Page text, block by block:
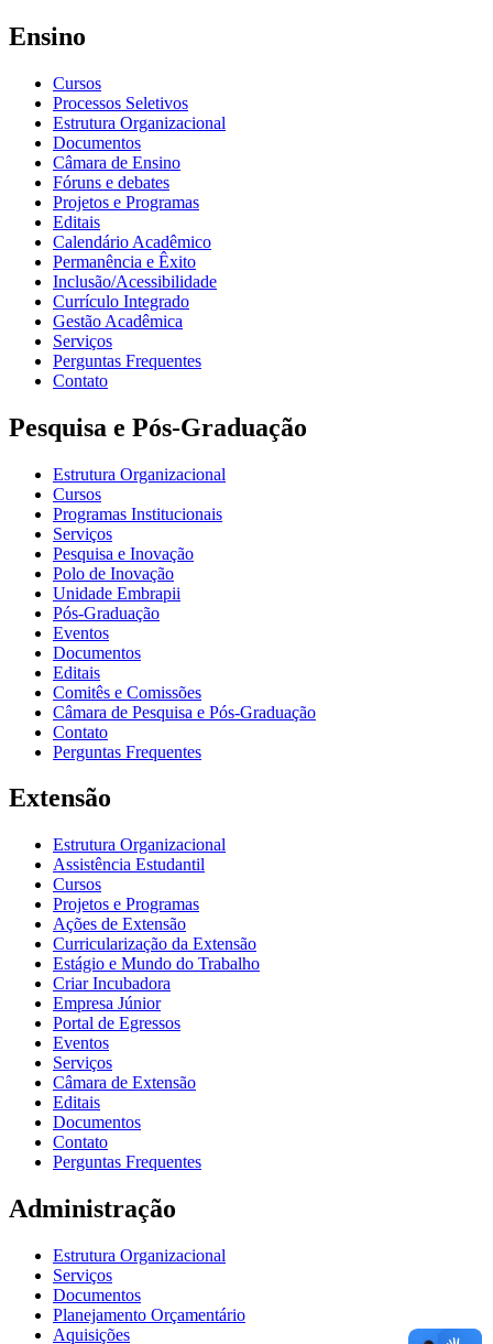
Ensino
Cursos
Processos Seletivos
Estrutura Organizacional
Documentos
Câmara de Ensino
Fóruns e debates
Projetos e Programas
Editais
Calendário Acadêmico
Permanência e Êxito
Inclusão/Acessibilidade
Currículo Integrado
Gestão Acadêmica
Serviços
Perguntas Frequentes
Contato
Pesquisa e Pós-Graduação
Estrutura Organizacional
Cursos
Programas Institucionais
Serviços
Pesquisa e Inovação
Polo de Inovação
Unidade Embrapii
Pós-Graduação
Eventos
Documentos
Editais
Comitês e Comissões
Câmara de Pesquisa e Pós-Graduação
Contato
Perguntas Frequentes
Extensão
Estrutura Organizacional
Assistência Estudantil
Cursos
Projetos e Programas
Ações de Extensão
Curricularização da Extensão
Estágio e Mundo do Trabalho
Criar Incubadora
Empresa Júnior
Portal de Egressos
Eventos
Serviços
Câmara de Extensão
Editais
Documentos
Contato
Perguntas Frequentes
Administração
Estrutura Organizacional
Serviços
Documentos
Planejamento Orçamentário
Aquisições